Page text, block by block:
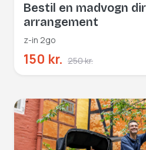
Bestil en madvogn
arrangement
z-in 2go
150 kr. 250 kr.